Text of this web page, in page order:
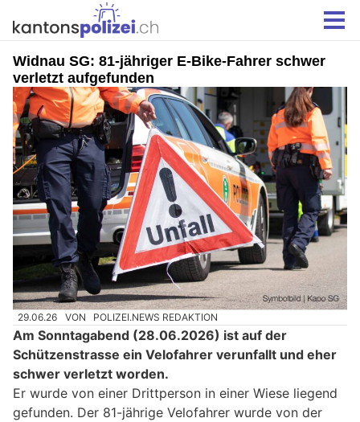
Widnau SG: 81-jähriger E-Bike-Fahrer schwer
verletzt aufgefunden
29.06.26 VON POLIZEI.NEWS REDAKTION
Am Sonntagabend (28.06.2026) ist auf der
Schützenstrasse ein Velofahrer verunfallt und eher
schwer verletzt worden.
Er wurde von einer Drittperson in einer Wiese liegend
gefunden. Der 81-jährige Velofahrer wurde von der